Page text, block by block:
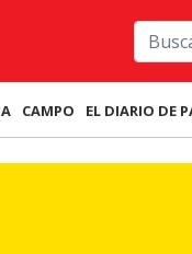
CAMPO EL DIARIO DE